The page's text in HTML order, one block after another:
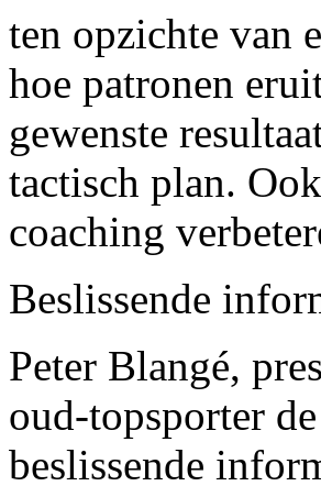
ten opzichte van
hoe patronen
gewenste
tactisch plan.
coaching
Beslissende
Peter Blangé,
oud-topsporter
beslissende